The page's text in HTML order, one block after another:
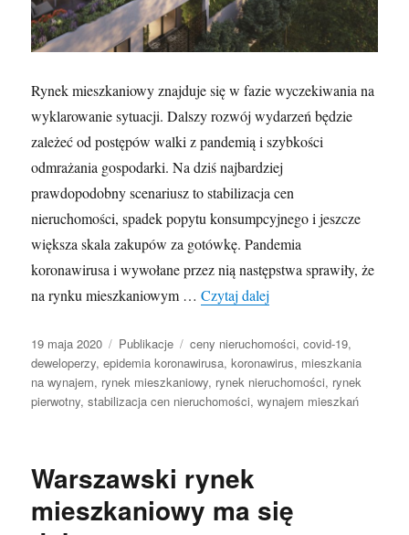
Rynek mieszkaniowy znajduje się w fazie wyczekiwania na
wyklarowanie sytuacji. Dalszy rozwój wydarzeń będzie
zależeć od postępów walki z pandemią i szybkości
odmrażania gospodarki. Na dziś najbardziej
prawdopodobny scenariusz to stabilizacja cen
nieruchomości, spadek popytu konsumpcyjnego i jeszcze
większa skala zakupów za gotówkę. Pandemia
koronawirusa i wywołane przez nią następstwa sprawiły, że
na rynku mieszkaniowym …Czytaj dalej
Opublikowano
19 maja 2020 Kategorie
Publikacje Tagi
ceny nieruchomości,covid-19,
deweloperzy,epidemia koronawirusa,koronawirus, mieszkania
na wynajem, rynek mieszkaniowy, rynek nieruchomości, rynek
pierwotny,stabilizacja cen nieruchomości,wynajem mieszkań
Warszawski rynek
mieszkaniowy ma się